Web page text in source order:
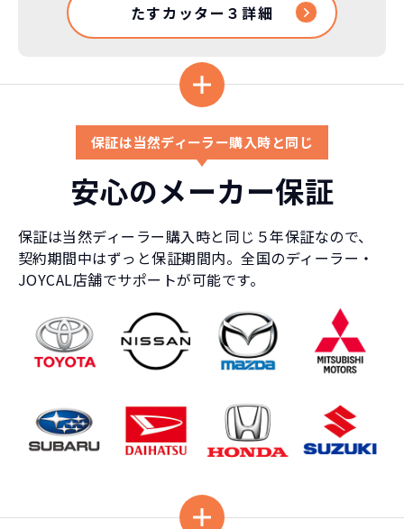
たすカッター３詳細
保証は当然ディーラー購入時と同じ
安心のメーカー保証
保証は当然ディーラー購入時と同じ５年保証なので、
契約期間中はずっと保証期間内。全国のディーラー・
JOYCAL店舗でサポートが可能です。